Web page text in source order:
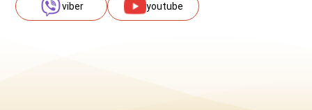
viber youtube